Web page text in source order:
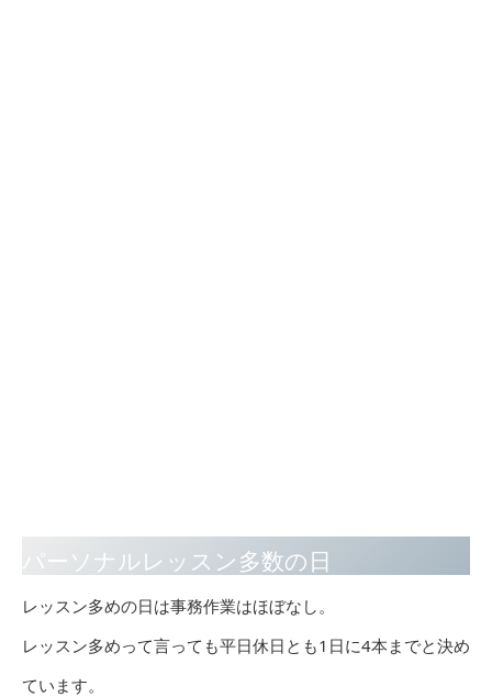
パーソナルレッスン多数の日
レッスン多めの日は事務作業はほぼなし。
レッスン多めって言っても平日休日とも1日に4本までと決め
ています。